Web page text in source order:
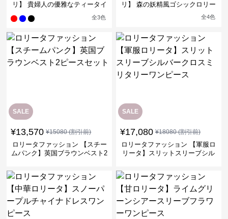
リ】 貴婦人の優雅なティータイ
全3色
リ】 森の妖精風ゴシックロリー
全4色
SALE
¥13,570 ¥15080(割引前)
ロリータファッション 【スチー
ムパンク】英国ブラウンベスト2
SALE
¥17,080 ¥18080(割引前)
ロリータファッション 【軍服ロ
リータ】スリットスリーブシル